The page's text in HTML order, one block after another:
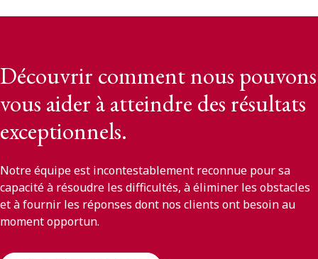
Découvrir comment nous pouvons
vous aider à atteindre des résultats
exceptionnels.
Notre équipe est incontestablement reconnue pour sa
capacité à résoudre les difficultés, à éliminer les obstacles
et à fournir les réponses dont nos clients ont besoin au
moment opportun.